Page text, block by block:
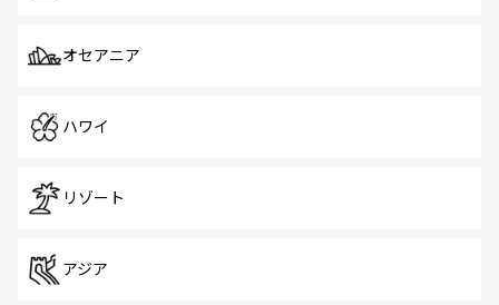
オセアニア
ハワイ
リゾート
アジア